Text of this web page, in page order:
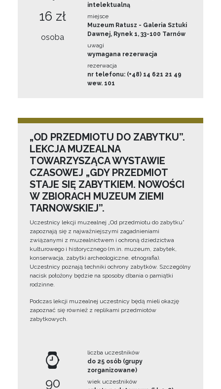
16 zł
osoba
intelektualną
miejsce
Muzeum Ratusz - Galeria Sztuki
Dawnej, Rynek 1, 33-100 Tarnów
uwagi
wymagana rezerwacja
rezerwacja
nr telefonu: (+48) 14 621 21 49
wew. 101
„OD PRZEDMIOTU DO ZABYTKU”.
LEKCJA MUZEALNA
TOWARZYSZĄCA WYSTAWIE
CZASOWEJ „GDY PRZEDMIOT
STAJE SIĘ ZABYTKIEM. NOWOŚCI
W ZBIORACH MUZEUM ZIEMI
TARNOWSKIEJ”.
Uczestnicy lekcji muzealnej „Od przedmiotu do zabytku”
zapoznają się z najważniejszymi zagadnieniami
związanymi z muzealnictwem i ochroną dziedzictwa
kulturowego i historycznego (m.in. muzeum, zabytek,
konserwacja, zabytki archeologiczne, etnografia).
Uczestnicy poznają techniki ochrony zabytków. Szczególny
nacisk położony będzie na sposoby dbania o pamiątki
rodzinne.
Podczas lekcji muzealnej uczestnicy będą mieli okazję
zapoznać się również z replikami przedmiotów
zabytkowych.
90
liczba uczestników
do 25 osób (grupy
zorganizowane)
wiek uczestników